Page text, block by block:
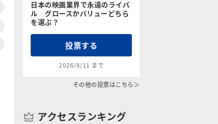
日本の映画業界で永遠のライバ
ル グロースかバリューどちら
を選ぶ？
投票する
2026/8/11 まで
その他の投票はこちら＞
アクセスランキング